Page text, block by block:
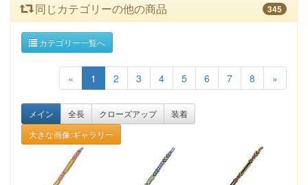
同じカテゴリーの他の商品 345
カテゴリー一覧へ
« 1 2 3 4 5 6 7 8 »
メイン 全長 クローズアップ
装着
大きな画像:ギャラリー